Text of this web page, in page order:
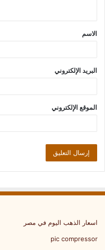
ق
*
الاسم
البريد الإلكتروني
الموقع الإلكتروني
اسعار الذهب اليوم في مصر
pic compressor